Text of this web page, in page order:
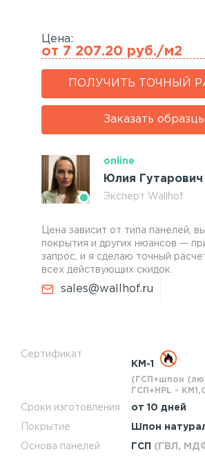
Сертификат
КМ-1
(ГСП+шпон
ГСП+HPL -
Сроки изготовления от 10 дней
Покрытие Шпон
Основа панелей ГСП (ГВЛ,
Цена:
от 7 207.20 руб./м2
ПОЛУЧИТЬ ТОЧНЫЙ
Заказать образцы
online
Юлия Гутарович
Эксперт Wallhof
Цена зависит от типа панелей,
покрытия и других нюансов —
запрос, и я сделаю точный
всех действующих скидок.
sales@wallhof.ru